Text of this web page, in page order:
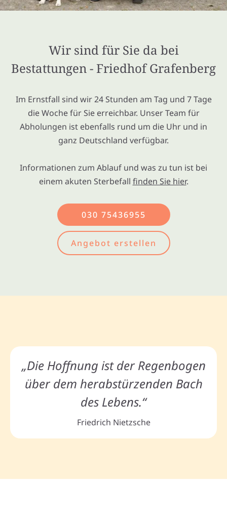
Wir sind für Sie da bei
Bestattungen - Friedhof Grafenberg
Im Ernstfall sind wir 24 Stunden am Tag und 7 Tage
die Woche für Sie erreichbar. Unser Team für
Abholungen ist ebenfalls rund um die Uhr und in
ganz Deutschland verfügbar.
Informationen zum Ablauf und was zu tun ist bei
einem akuten Sterbefall finden Sie hier.
030 75436955
Angebot erstellen
„Die Hoffnung ist der Regenbogen
über dem herabstürzenden Bach
des Lebens.“
Friedrich Nietzsche